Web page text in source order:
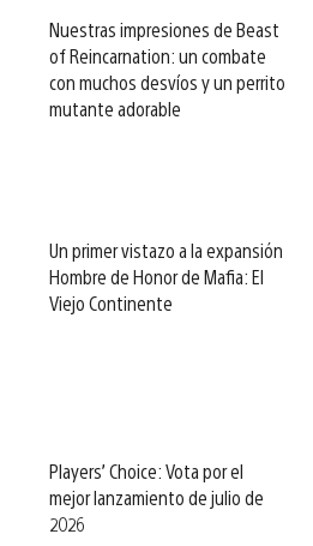
Nuestras impresiones de Beast
of Reincarnation: un combate
con muchos desvíos y un perrito
mutante adorable
Un primer vistazo a la expansión
Hombre de Honor de Mafia: El
Viejo Continente
Players’ Choice: Vota por el
mejor lanzamiento de julio de
2026